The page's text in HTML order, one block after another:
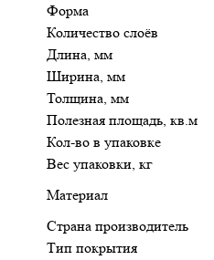
Форма
Количество слоёв
Длина, мм
Ширина, мм
Толщина, мм
Полезная площадь, кв.м
Кол-во в упаковке
Вес упаковки, кг
Материал
Страна производитель
Тип покрытия